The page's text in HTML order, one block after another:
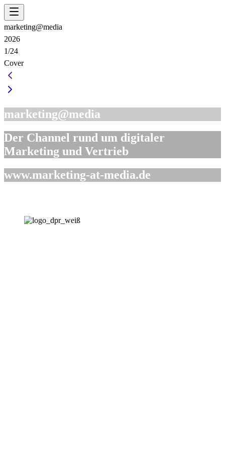
marketing@media
2026
1/24
Cover
marketing@media
Der Channel rund um digitaler
Marketing und Vertrieb
www.marketing-at-media.de